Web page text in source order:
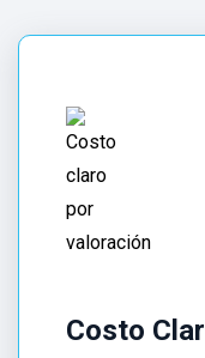
Cuauhtémoc
CDMX
Te
explicamos
Qué
un
Costo